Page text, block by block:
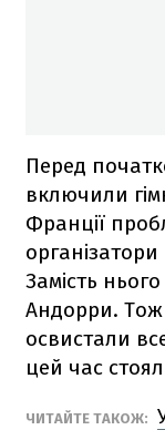
Перед
включили
Франції
Замість
Андорри.
освистали
цей час
ЧИТАЙТЕ ТАКОЖ: